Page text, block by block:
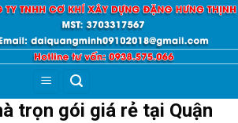
trọn gói giá rẻ tại Quận